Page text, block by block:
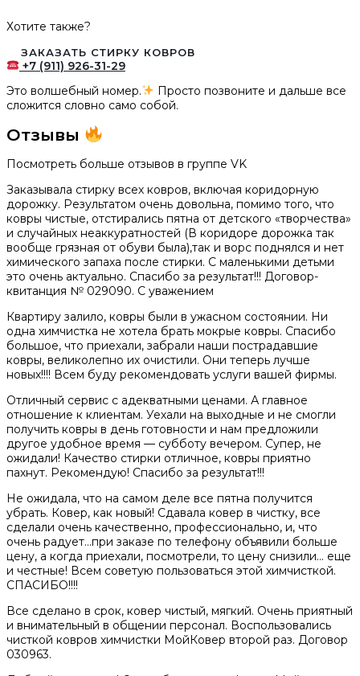
Хотите также?
ЗАКАЗАТЬ СТИРКУ КОВРОВ
+7 (911) 926-31-29
Это волшебный номер.
Просто позвоните и дальше все
сложится словно само собой.
Отзывы
Посмотреть больше отзывов в группе VK
Заказывала стирку всех ковров, включая коридорную
дорожку. Результатом очень довольна, помимо того, что
ковры чистые, отстирались пятна от детского «творчества»
и случайных неаккуратностей (В коридоре дорожка так
вообще грязная от обуви была),так и ворс поднялся и нет
химического запаха после стирки. С маленькими детьми
это очень актуально. Спасибо за результат!!! Договор-
квитанция № 029090. С уважением
Квартиру залило, ковры были в ужасном состоянии. Ни
одна химчистка не хотела брать мокрые ковры. Спасибо
большое, что приехали, забрали наши пострадавшие
ковры, великолепно их очистили. Они теперь лучше
новых!!!! Всем буду рекомендовать услуги вашей фирмы.
Отличный сервис с адекватными ценами. А главное
отношение к клиентам. Уехали на выходные и не смогли
получить ковры в день готовности и нам предложили
другое удобное время — субботу вечером. Супер, не
ожидали! Качество стирки отличное, ковры приятно
пахнут. Рекомендую! Спасибо за результат!!!
Не ожидала, что на самом деле все пятна получится
убрать. Ковер, как новый! Сдавала ковер в чистку, все
сделали очень качественно, профессионально, и, что
очень радует…при заказе по телефону объявили больше
цену, а когда приехали, посмотрели, то цену снизили… еще
и честные! Всем советую пользоваться этой химчисткой.
СПАСИБО!!!!
Все сделано в срок, ковер чистый, мягкий. Очень приятный
и внимательный в общении персонал. Воспользовались
чисткой ковров химчистки МойКовер второй раз. Договор
030963.